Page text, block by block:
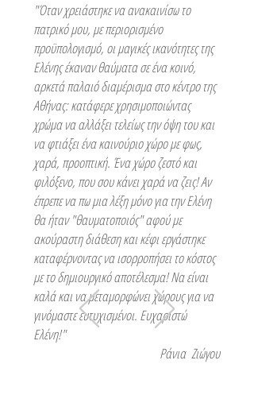
"Όταν χρειάστηκε να ανακαινίσω το
πατρικό μου, με περιορισμένο
προϋπολογισμό, οι μαγικές ικανότητες της
Ελένης έκαναν θαύματα σε ένα κοινό,
αρκετά παλαιό διαμέρισμα στο κέντρο της
Αθήνας: κατάφερε χρησιμοποιώντας
χρώμα να αλλάξει τελείως την όψη του και
να φτιάξει ένα καινούριο χώρο με φως,
χαρά, προοπτική. Ένα χώρο ζεστό και
φιλόξενο, που σου κάνει χαρά να ζεις! Αν
έπρεπε να πω μια λέξη μόνο για την Ελένη
θα ήταν "θαυματοποιός" αφού με
ακούραστη διάθεση και κέφι εργάστηκε
καταφέρνοντας να ισορροπήσει το κόστος
με το δημιουργικό αποτέλεσμα! Να είναι
καλά και να μεταμορφώνει χώρους για να
γινόμαστε ευτυχισμένοι. Ευχαριστώ
Ελένη!"
Ράνια Ζιώγου